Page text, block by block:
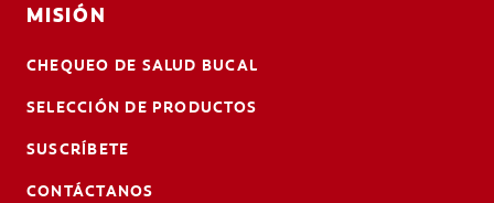
MISIÓN
CHEQUEO DE SALUD BUCAL
SELECCIÓN DE PRODUCTOS
SUSCRÍBETE
CONTÁCTANOS